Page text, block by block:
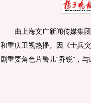
由上海文广新闻传媒集团
和重庆卫视热播。因《士兵
剧重要角色片警儿“乔锐”，